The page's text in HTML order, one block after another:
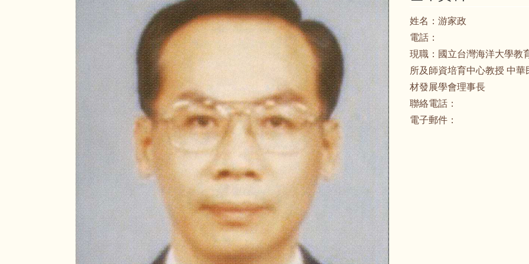
姓名： 游家政
電話：
現職： 國立台灣海洋大學教
所及師資培育中心教授 中華
材發展學會理事長
聯絡電話：
電子郵件：